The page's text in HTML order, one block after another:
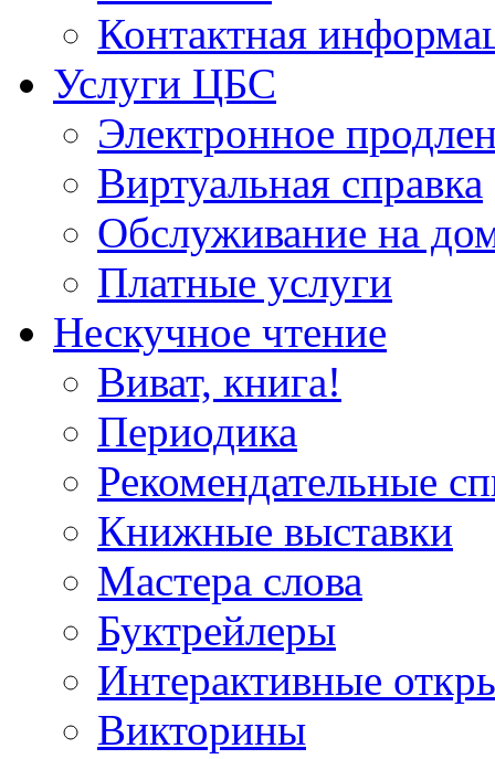
Контактная
Услуги ЦБС
Электронное
Виртуальная справка
Обслуживание на
Платные услуги
Нескучное чтение
Виват, книга!
Периодика
Рекомендательные
Книжные выставки
Мастера слова
Буктрейлеры
Интерактивные
Викторины